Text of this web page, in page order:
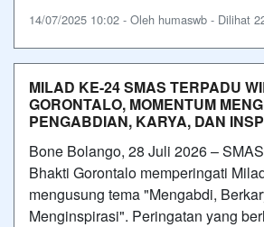
14/07/2025 10:02 - Oleh humaswb - Dilihat
MILAD KE-24 SMAS TERPADU
GORONTALO, MOMENTUM
PENGABDIAN, KARYA, DAN
Bone Bolango, 28 Juli 2026 –
Bhakti Gorontalo memperingati
mengusung tema "Mengabdi,
Menginspirasi". Peringatan yang